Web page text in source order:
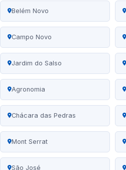
Belém Novo
Campo Novo
Jardim do Salso
Agronomia
Chácara das Pedras
Mont Serrat
São José